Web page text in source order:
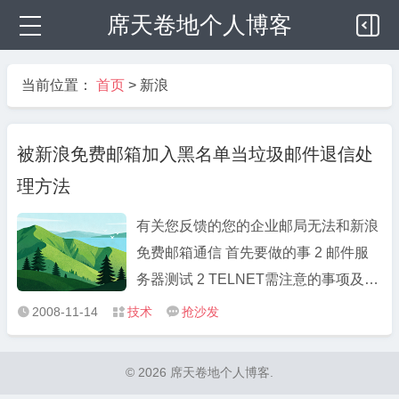
席天卷地个人博客
当前位置： 首页 > 新浪
被新浪免费邮箱加入黑名单当垃圾邮件退信处
理方法
有关您反馈的您的企业邮局无法和新浪
免费邮箱通信 首先要做的事 2 邮件服
务器测试 2 TELNET需注意的事项及格
式 2 国际黑名单查询 3 域名及IP信息查
询 3 新浪返回错误信息说明及解决方法
 2008-11-14  技术  抢沙发
© 2026 席天卷地个人博客.